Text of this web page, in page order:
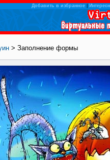
Добавить в избранное|
> Заполнение формы